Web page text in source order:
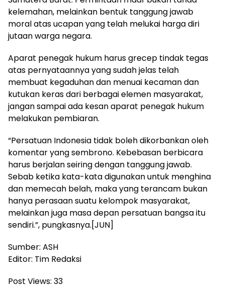
kelemahan, melainkan bentuk tanggung jawab
moral atas ucapan yang telah melukai harga diri
jutaan warga negara.
Aparat penegak hukum harus grecep tindak tegas
atas pernyataannya yang sudah jelas telah
membuat kegaduhan dan menuai kecaman dan
kutukan keras dari berbagai elemen masyarakat,
jangan sampai ada kesan aparat penegak hukum
melakukan pembiaran.
“Persatuan Indonesia tidak boleh dikorbankan oleh
komentar yang sembrono. Kebebasan berbicara
harus berjalan seiring dengan tanggung jawab.
Sebab ketika kata-kata digunakan untuk menghina
dan memecah belah, maka yang terancam bukan
hanya perasaan suatu kelompok masyarakat,
melainkan juga masa depan persatuan bangsa itu
sendiri.”, pungkasnya.[JUN]
Sumber: ASH
Editor: Tim Redaksi
Post Views: 33